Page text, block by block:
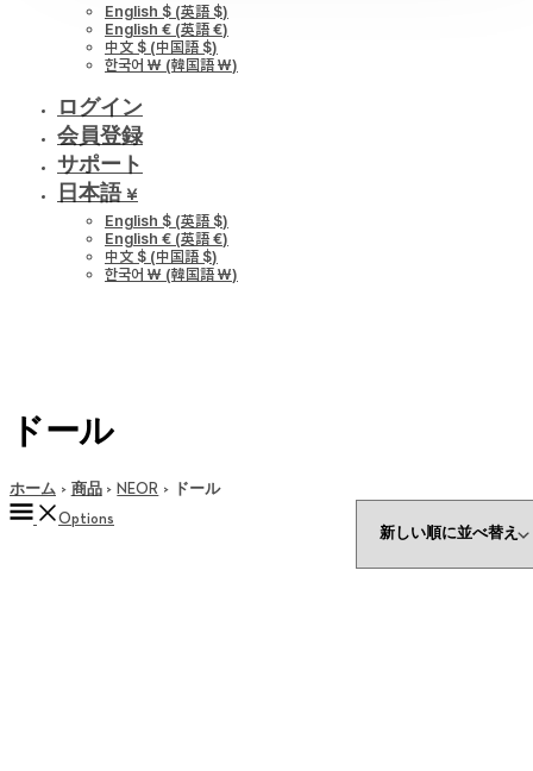
English $ (英語 $)
English € (英語 €)
中文 $ (中国語 $)
한국어 ￦ (韓国語 ￦)
ログイン
会員登録
サポート
日本語 ¥
English $ (英語 $)
English € (英語 €)
中文 $ (中国語 $)
한국어 ￦ (韓国語 ￦)
ドール
ホーム 商品 NEOR
ドール
Options